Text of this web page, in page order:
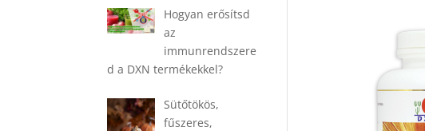
Hogyan erősítsd
az
immunrendszere
d a DXN termékekkel?
Sütőtökös,
fűszeres,